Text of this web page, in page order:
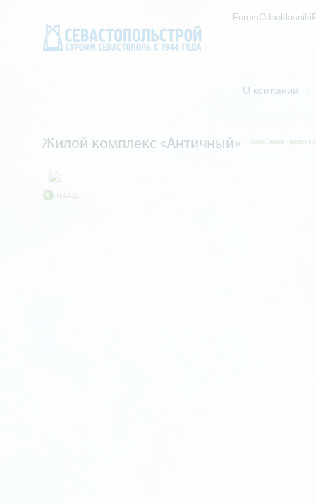
/
О компании
Жилой комплекс «Античный» описание проекта